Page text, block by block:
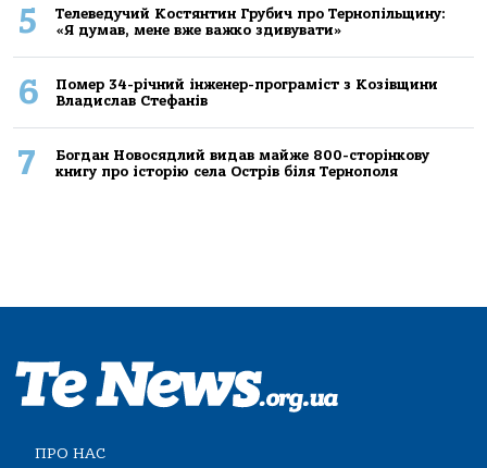
5
Телеведучий Костянтин Грубич про Тернопільщину:
«Я думав, мене вже важко здивувати»
6
Помер 34-річний інженер-програміст з Козівщини
Владислав Стефанів
7
Богдан Новосядлий видав майже 800-сторінкову
книгу про історію села Острів біля Тернополя
ПРО НАС